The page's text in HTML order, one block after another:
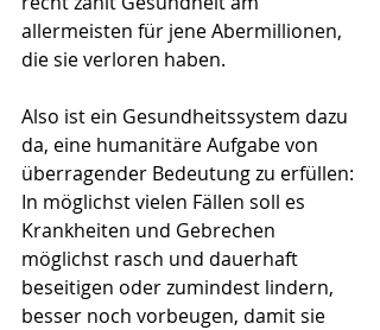
allermeisten für jene Abermillionen,
die sie verloren haben.
Also ist ein Gesundheitssystem dazu
da, eine humanitäre Aufgabe von
überragender Bedeutung zu erfüllen:
In möglichst vielen Fällen soll es
Krankheiten und Gebrechen
möglichst rasch und dauerhaft
beseitigen oder zumindest lindern,
besser noch vorbeugen, damit sie